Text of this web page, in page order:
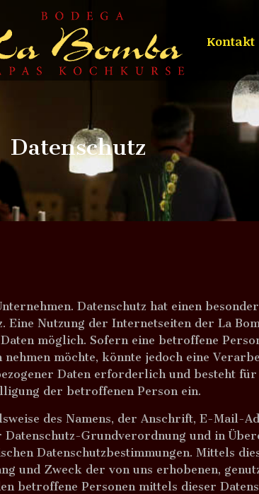
Kontakt
Datenschutz
Datenschutz hat einen
Eine Nutzung der Internetseiten der La
möglich. Sofern eine betroffene
möchte, könnte jedoch eine
Daten erforderlich und besteht
der betroffenen Person ein.
des Namens, der Anschrift, E-Mail-
Grundverordnung und in
Datenschutzbestimmungen. Mittels
und Zweck der von uns erhobenen,
betroffene Personen mittels dieser